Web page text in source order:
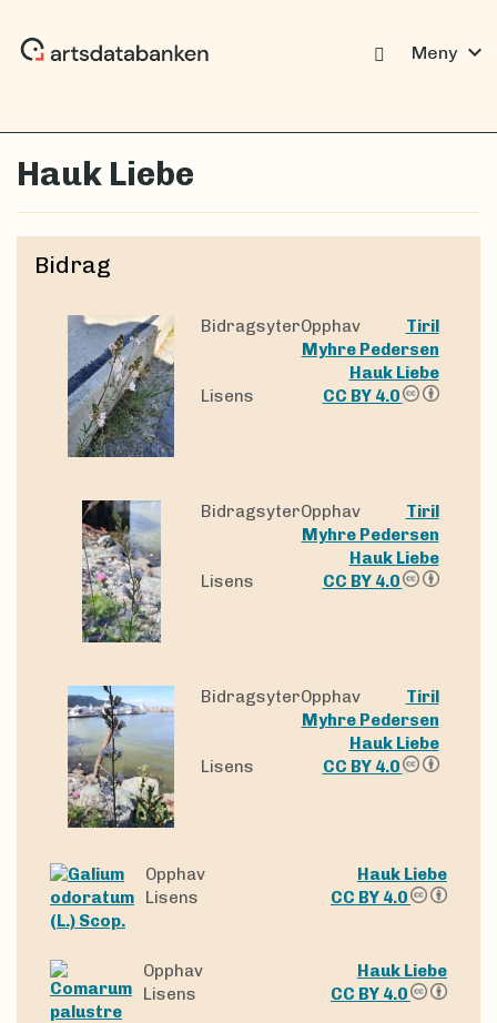
Meny expand_more
Hauk Liebe
Bidrag
BidragsyterOpphav
Tiril
Myhre Pedersen
Hauk Liebe
Lisens
CC BY 4.0
BidragsyterOpphav
Tiril
Myhre Pedersen
Hauk Liebe
Lisens
CC BY 4.0
BidragsyterOpphav
Tiril
Myhre Pedersen
Hauk Liebe
Lisens
CC BY 4.0
Opphav
Hauk Liebe
Lisens
CC BY 4.0
Opphav
Hauk Liebe
Lisens
CC BY 4.0